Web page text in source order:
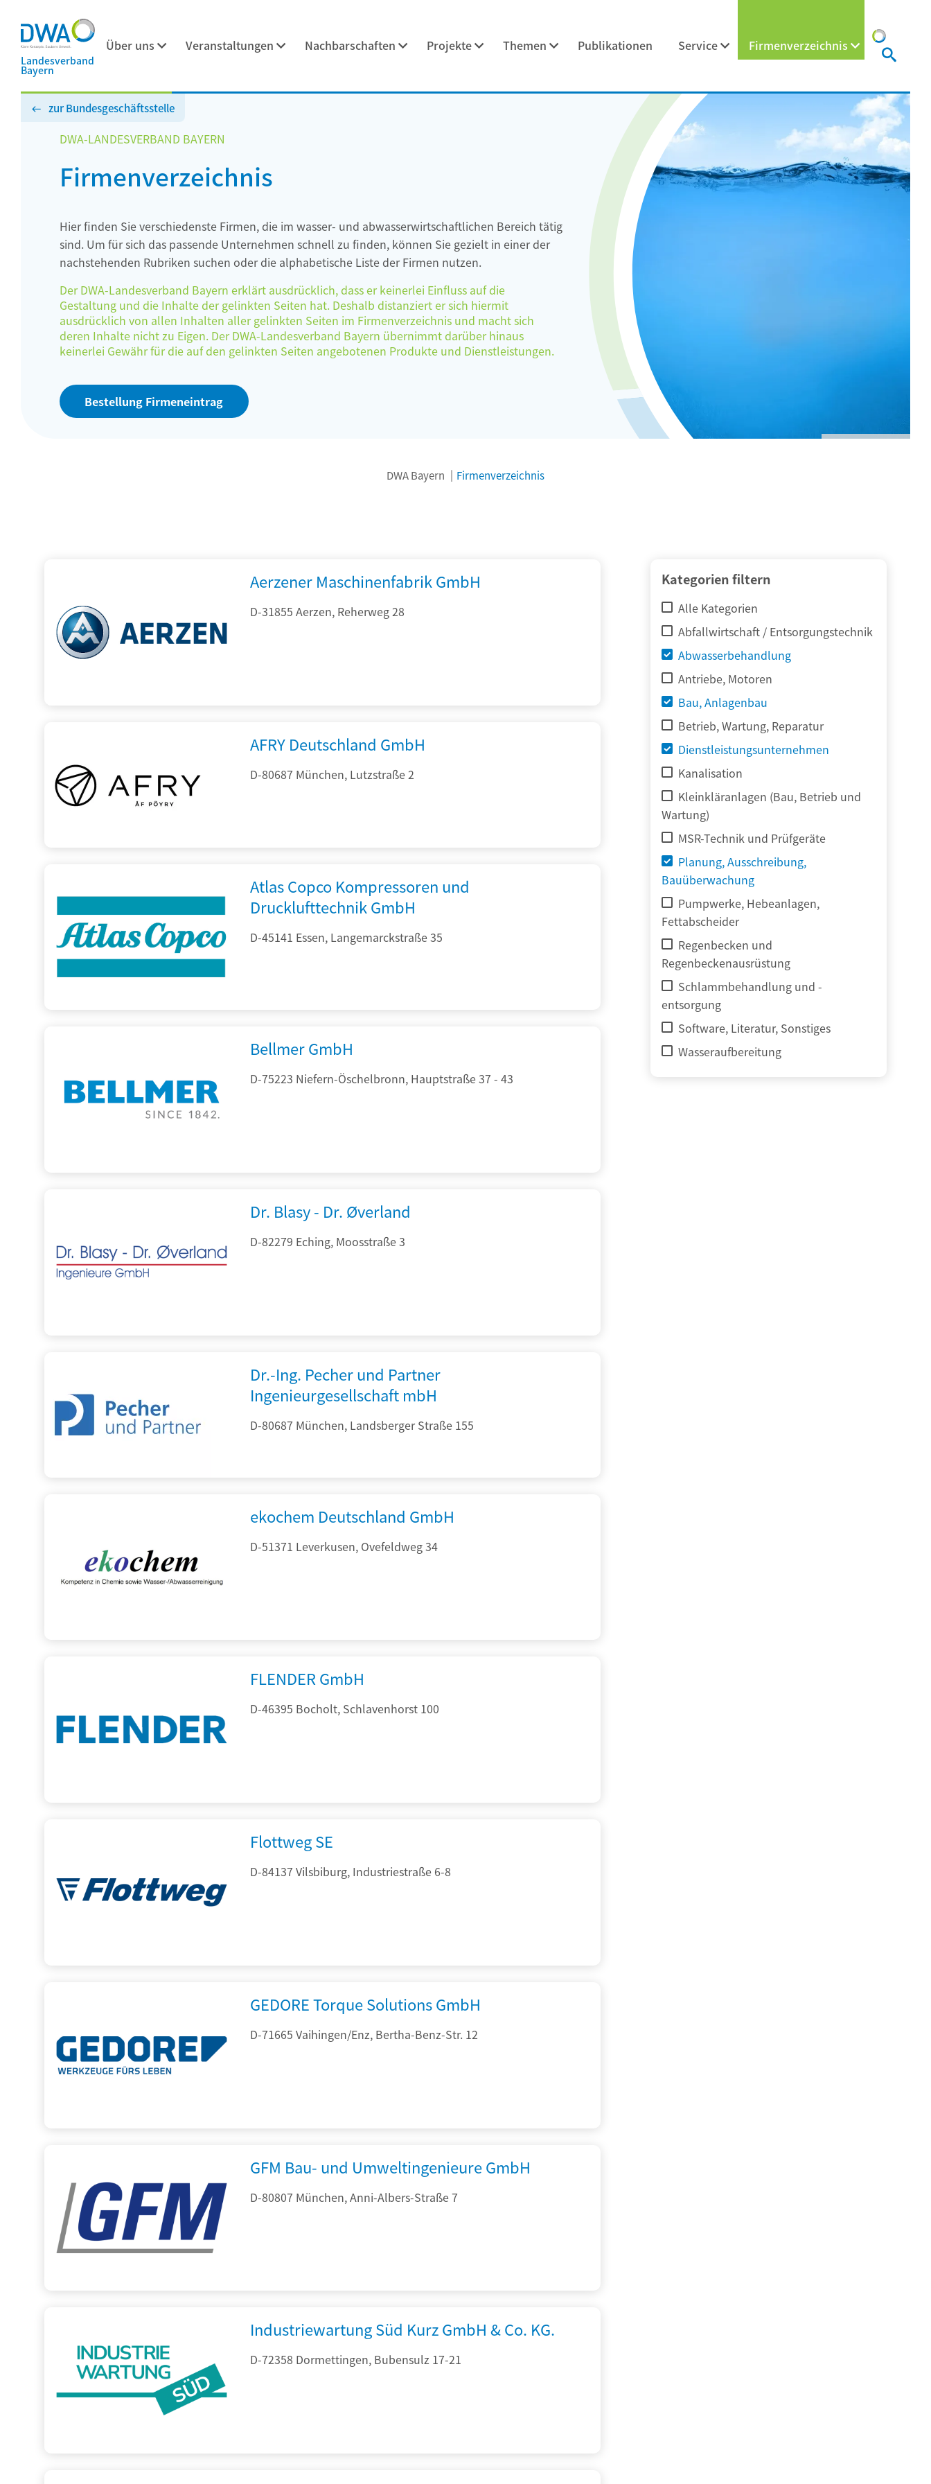
Landesverband
Bayern
Über uns Veranstaltungen Nachbarschaften Projekte Themen Publikationen Service Firmenverzeichnis
zur Bundesgeschäftsstelle
DWA-LANDESVERBAND BAYERN
Firmenverzeichnis
Hier finden Sie verschiedenste Firmen, die im wasser- und abwasserwirtschaftlichen Bereich tätig
sind. Um für sich das passende Unternehmen schnell zu finden, können Sie gezielt in einer der
nachstehenden Rubriken suchen oder die alphabetische Liste der Firmen nutzen.
Der DWA-Landesverband Bayern erklärt ausdrücklich, dass er keinerlei Einfluss auf die
Gestaltung und die Inhalte der gelinkten Seiten hat. Deshalb distanziert er sich hiermit
ausdrücklich von allen Inhalten aller gelinkten Seiten im Firmenverzeichnis und macht sich
deren Inhalte nicht zu Eigen. Der DWA-Landesverband Bayern übernimmt darüber hinaus
keinerlei Gewähr für die auf den gelinkten Seiten angebotenen Produkte und Dienstleistungen.
Bestellung Firmeneintrag
DWA Bayern Firmenverzeichnis
Kategorien filtern
Alle Kategorien
Abfallwirtschaft / Entsorgungstechnik
Abwasserbehandlung
Antriebe, Motoren
Bau, Anlagenbau
Betrieb, Wartung, Reparatur
Dienstleistungsunternehmen
Kanalisation
Kleinkläranlagen (Bau, Betrieb und
Wartung)
MSR-Technik und Prüfgeräte
Planung, Ausschreibung,
Bauüberwachung
Pumpwerke, Hebeanlagen,
Fettabscheider
Regenbecken und
Regenbeckenausrüstung
Schlammbehandlung und -
entsorgung
Software, Literatur, Sonstiges
Wasseraufbereitung
Aerzener Maschinenfabrik GmbH
D-31855 Aerzen, Reherweg 28
AFRY Deutschland GmbH
D-80687 München, Lutzstraße 2
Atlas Copco Kompressoren und
Drucklufttechnik GmbH
D-45141 Essen, Langemarckstraße 35
Bellmer GmbH
D-75223 Niefern-Öschelbronn, Hauptstraße 37 - 43
Dr. Blasy - Dr. Øverland
D-82279 Eching, Moosstraße 3
Dr.-Ing. Pecher und Partner
Ingenieurgesellschaft mbH
D-80687 München, Landsberger Straße 155
ekochem Deutschland GmbH
D-51371 Leverkusen, Ovefeldweg 34
FLENDER GmbH
D-46395 Bocholt, Schlavenhorst 100
Flottweg SE
D-84137 Vilsbiburg, Industriestraße 6-8
GEDORE Torque Solutions GmbH
D-71665 Vaihingen/Enz, Bertha-Benz-Str. 12
GFM Bau- und Umweltingenieure GmbH
D-80807 München, Anni-Albers-Straße 7
Industriewartung Süd Kurz GmbH & Co. KG.
D-72358 Dormettingen, Bubensulz 17-21